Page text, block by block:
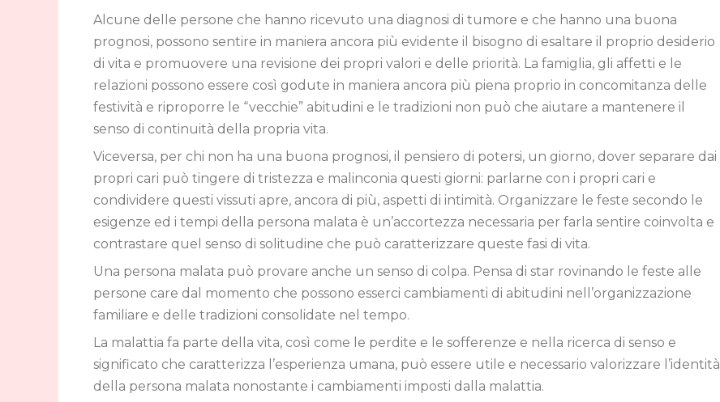
Alcune delle persone che hanno ricevuto una diagnosi di tumore e che hanno una buona
prognosi, possono sentire in maniera ancora più evidente il bisogno di esaltare il proprio desiderio
di vita e promuovere una revisione dei propri valori e delle priorità. La famiglia, gli affetti e le
relazioni possono essere così godute in maniera ancora più piena proprio in concomitanza delle
festività e riproporre le “vecchie” abitudini e le tradizioni non può che aiutare a mantenere il
senso di continuità della propria vita.
Viceversa, per chi non ha una buona prognosi, il pensiero di potersi, un giorno, dover separare dai
propri cari può tingere di tristezza e malinconia questi giorni: parlarne con i propri cari e
condividere questi vissuti apre, ancora di più, aspetti di intimità. Organizzare le feste secondo le
esigenze ed i tempi della persona malata è un’accortezza necessaria per farla sentire coinvolta e
contrastare quel senso di solitudine che può caratterizzare queste fasi di vita.
Una persona malata può provare anche un senso di colpa. Pensa di star rovinando le feste alle
persone care dal momento che possono esserci cambiamenti di abitudini nell’organizzazione
familiare e delle tradizioni consolidate nel tempo.
La malattia fa parte della vita, così come le perdite e le sofferenze e nella ricerca di senso e
significato che caratterizza l’esperienza umana, può essere utile e necessario valorizzare l’identità
della persona malata nonostante i cambiamenti imposti dalla malattia.